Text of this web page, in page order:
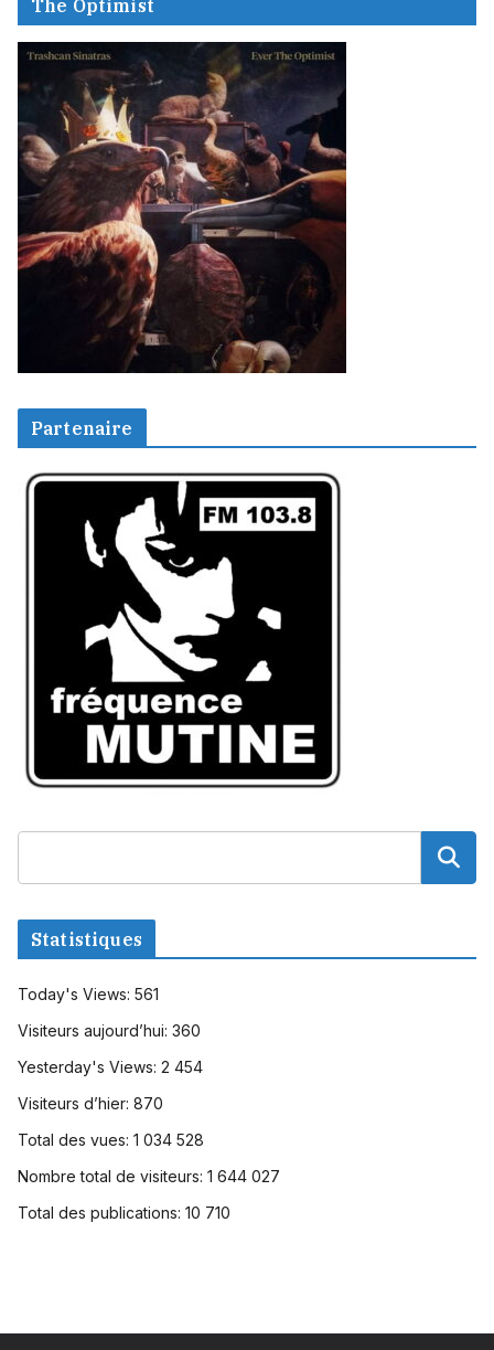
The Optimist
Partenaire
Statistiques
Today's Views: 561
Visiteurs aujourd’hui: 360
Yesterday's Views: 2 454
Visiteurs d’hier: 870
Total des vues: 1 034 528
Nombre total de visiteurs: 1 644 027
Total des publications: 10 710